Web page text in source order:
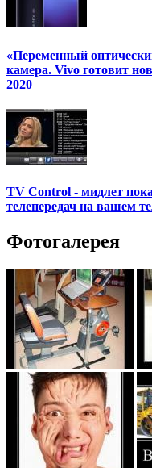
«Переменный
камера. Vivo готовит
2020
TV Control - мидлет
телепередач на вашем
Фотогалерея